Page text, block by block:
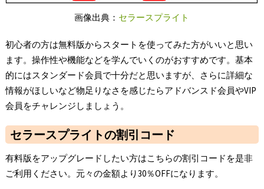
画像出典： セラースプライト
初心者の方は無料版からスタートを使ってみた方がいいと思い
ます。操作性や機能などを学んでいくのがおすすめです。基本
的にはスタンダード会員で十分だと思いますが、さらに詳細な
情報がほしいなど物足りなさを感じたらアドバンスド会員やVIP
会員をチャレンジしましょう。
セラースプライトの割引コード
有料版をアップグレードしたい方はこちらの割引コードを是非
ご利用ください。元々の金額より30％OFFになります。